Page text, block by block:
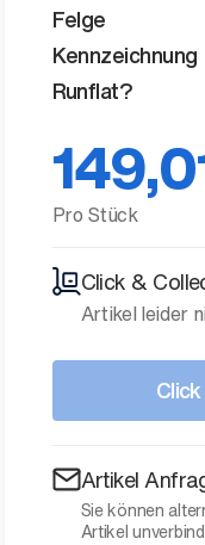
Felge
Kennzeichnung
Runflat?
Pro Stück
Click &
Artikel leider
Artikel
Sie können
Artikel